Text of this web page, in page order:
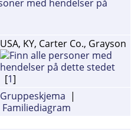
USA, KY, Carter Co., Grayson
[1]
Gruppeskjema |
Familiediagram